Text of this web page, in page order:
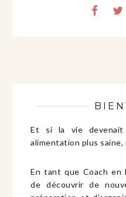
Et si la vie
alimentation plus
En tant que Coach en
de découvrir de